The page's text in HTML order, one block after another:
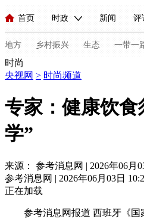
首页 时政 新闻 评
人民领袖习近平 联播+ 中国领
直播 栏目大全 节目单
海外频道 iPanda English
地方 乡村振兴 生态 一带一
新闻
视频 小央视频 小央直播
现场 前线 比划 快看
时尚
央视网 > 时尚频道
专家：健康饮食
学”
来源： 参考消息网 | 2026年06月
参考消息网 | 2026年06月03日
正在加载
参考消息网报道 西班牙《国